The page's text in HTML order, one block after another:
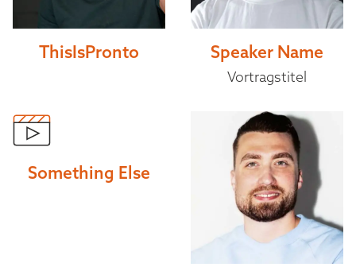
ThisIsPronto Speaker Name
Vortragstitel
Something Else